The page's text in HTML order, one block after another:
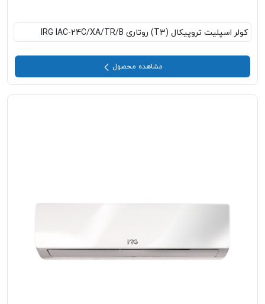
کولر اسپلیت تروپیکال (T3) روتاری IRG IAC-24C/XA/TR/B
مشاهده محصول